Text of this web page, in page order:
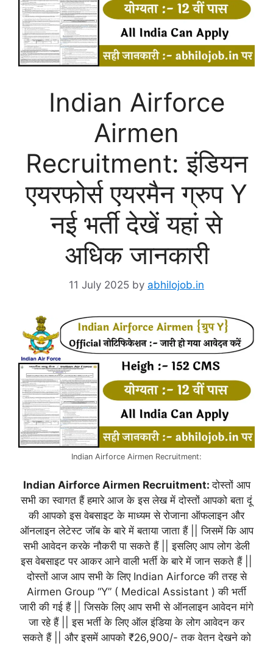
Indian Airforce
Airmen
Recruitment: इंडियन
एयरफोर्स एयरमैन ग्रुप Y
नई भर्ती देखें यहां से
अधिक जानकारी
11 July 2025 by abhilojob.in
Indian Airforce Airmen Recruitment:
Indian Airforce Airmen Recruitment:दोस्तों आप
सभी का स्वागत हैं हमारे आज के इस लेख में दोस्तों आपको बता दूं
की आपको इस वेबसाइट के माध्यम से रोजाना ऑफलाइन और
ऑनलाइन लेटेस्ट जॉब के बारे में बताया जाता हैं || जिसमें कि आप
सभी आवेदन करके नौकरी पा सकते हैं || इसलिए आप लोग डेली
इस वेबसाइट पर आकर आने वाली भर्ती के बारे में जान सकते हैं ||
दोस्तों आज आप सभी के लिए Indian Airforce की तरह से
Airmen Group “Y” ( Medical Assistant ) की भर्ती
जारी की गई हैं || जिसके लिए आप सभी से ऑनलाइन आवेदन मांगे
जा रहे हैं || इस भर्ती के लिए ऑल इंडिया के लोग आवेदन कर
सकते हैं || और इसमें आपको ₹26,900/- तक वेतन देखने को